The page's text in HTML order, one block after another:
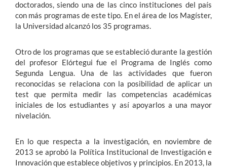
doctorados, siendo una de las cinco instituciones del país
con más programas de este tipo. En el área de los Magíster,
la Universidad alcanzó los 35 programas.
Otro de los programas que se estableció durante la gestión
del profesor Elórtegui fue el Programa de Inglés como
Segunda Lengua. Una de las actividades que fueron
reconocidas se relaciona con la posibilidad de aplicar un
test que permita medir las competencias académicas
iniciales de los estudiantes y así apoyarlos a una mayor
nivelación.
En lo que respecta a la investigación, en noviembre de
2013 se aprobó la Política Institucional de Investigación e
Innovación que establece objetivos y principios. En 2013, la